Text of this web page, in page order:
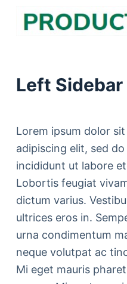
o
n
e
n
Left Sidebar
Lorem ipsum dolor
adipiscing elit, sed
incididunt ut labore
Lobortis feugiat
dictum varius.
ultrices eros in.
urna condimentum
neque volutpat ac
Mi eget mauris